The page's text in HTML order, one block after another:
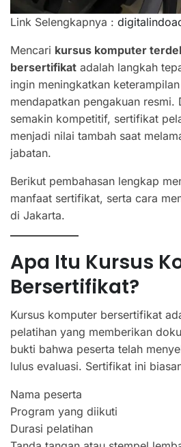
Link Selengkapnya :
Mencari kursus komputer
bersertifikat adalah langkah
ingin meningkatkan
mendapatkan pengakuan resmi.
semakin kompetitif, sertifikat
menjadi nilai tambah saat
jabatan.
Berikut pembahasan lengkap
manfaat sertifikat, serta cara
di Jakarta.
Apa Itu Kursus
Bersertifikat?
Kursus komputer bersertifikat
pelatihan yang memberikan
bukti bahwa peserta telah
lulus evaluasi. Sertifikat ini
Nama peserta
Program yang diikuti
Durasi pelatihan